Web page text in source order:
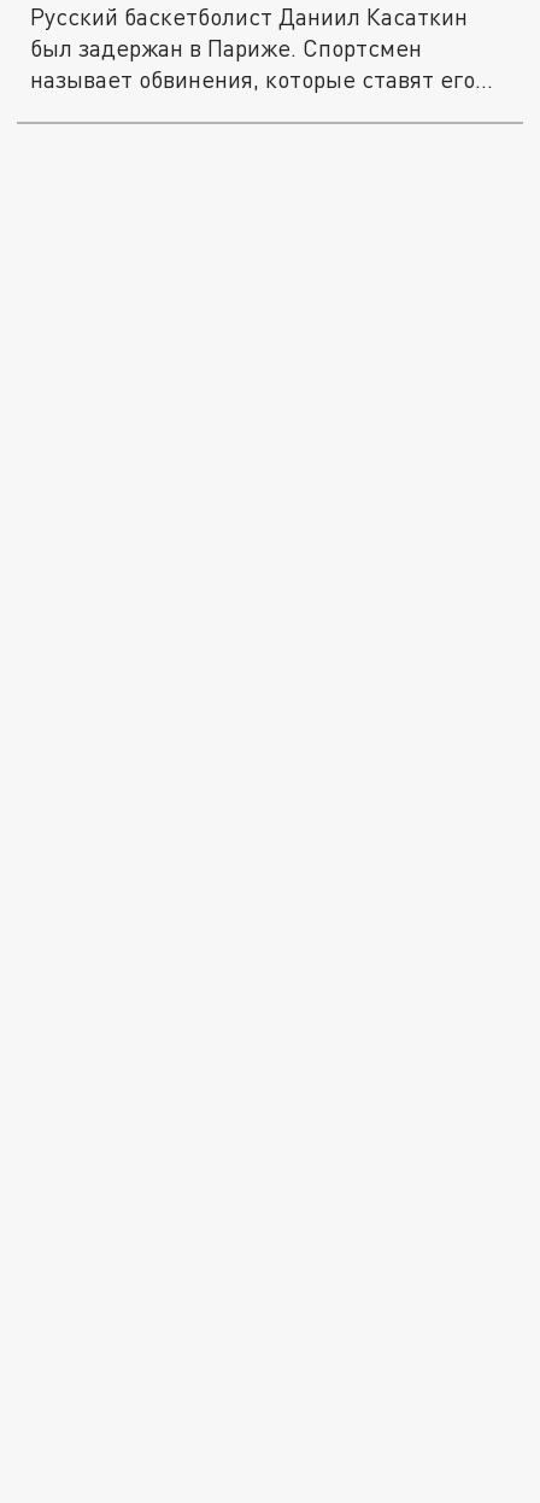
Русский баскетболист Даниил Касаткин
был задержан в Париже. Спортсмен
называет обвинения, которые ставят его...